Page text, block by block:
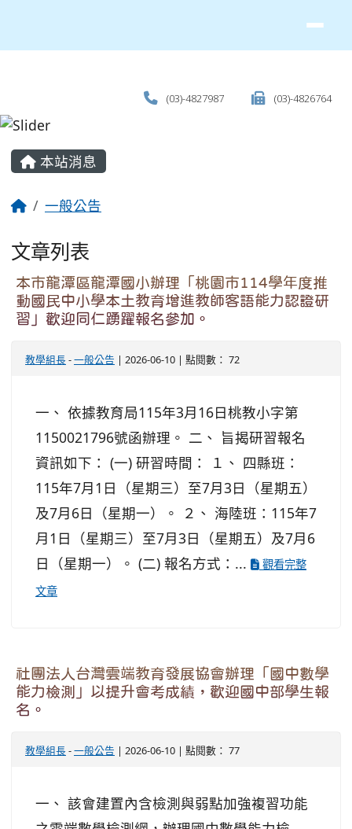
(03)-4827987 (03)-4826764
主內容區域
本站消息
回首頁
一般公告
文章列表
本市龍潭區龍潭國小辦理「桃園市114學年度推
動國民中小學本土教育增進教師客語能力認證研
習」歡迎同仁踴躍報名參加。
教學組長-一般公告 | 2026-06-10 | 點閱數： 72
一、 依據教育局115年3月16日桃教小字第
1150021796號函辦理。 二、 旨揭研習報名
資訊如下： (一) 研習時間： １、 四縣班：
115年7月1日（星期三）至7月3日（星期五）
及7月6日（星期一）。 ２、 海陸班：115年7
月1日（星期三）至7月3日（星期五）及7月6
日（星期一）。 (二) 報名方式：...
觀看完整
文章
社團法人台灣雲端教育發展協會辦理「國中數學
能力檢測」以提升會考成績，歡迎國中部學生報
名。
教學組長-一般公告 | 2026-06-10 | 點閱數： 77
一、 該會建置內含檢測與弱點加強複習功能